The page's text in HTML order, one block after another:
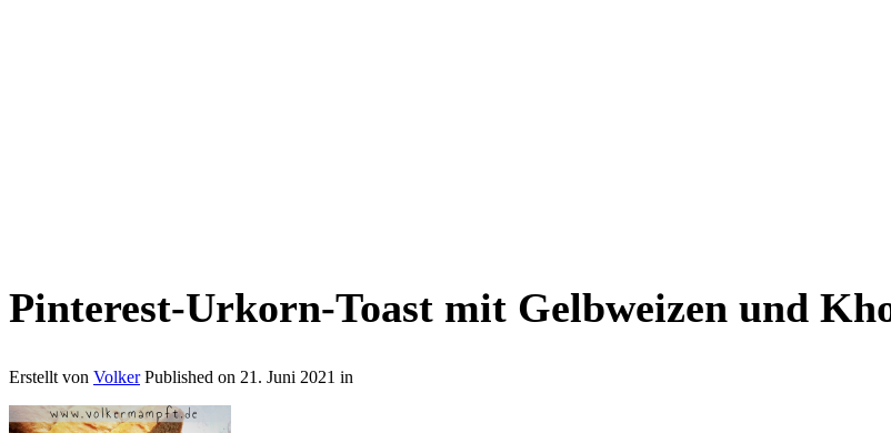
Pinterest-Urkorn-Toast mit Gelbweizen und
Erstellt von Volker Published on 21. Juni 2021 in